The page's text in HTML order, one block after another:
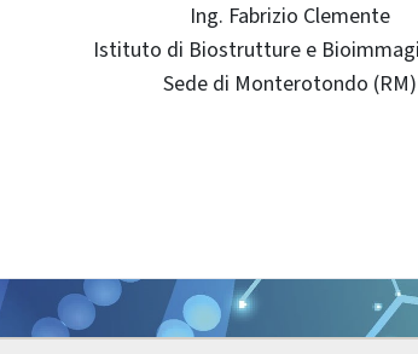
Ing. Fabrizio Clemente
Istituto di Biostrutture e
Sede di Monterotondo (RM)